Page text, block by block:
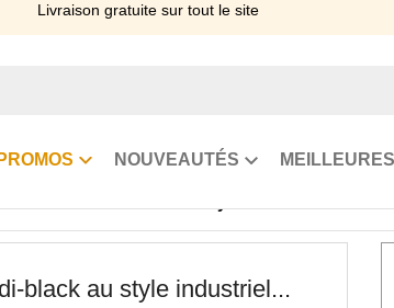
avec Alma en 2, 3 et 4 x sans frais, 10 et 12 x >>
PROMOS NOUVEAUTÉS
black au style industriel...